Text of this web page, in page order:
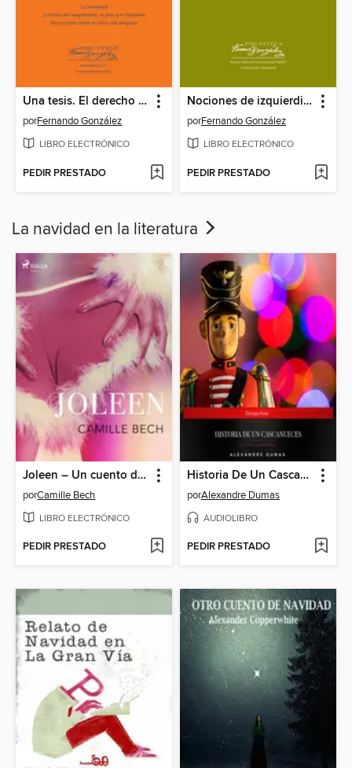
Una tesis. El derecho a no obedecer
porFernando González
LIBRO ELECTRÓNICO
PEDIR PRESTADO
Nociones de izquierdismo
porFernando González
LIBRO ELECTRÓNICO
PEDIR PRESTADO
La navidad en la literatura
Joleen – Un cuento de Navidad erótico
porCamille Bech
LIBRO ELECTRÓNICO
PEDIR PRESTADO
Historia De Un Cascanueces
porAlexandre Dumas
AUDIOLIBRO
PEDIR PRESTADO